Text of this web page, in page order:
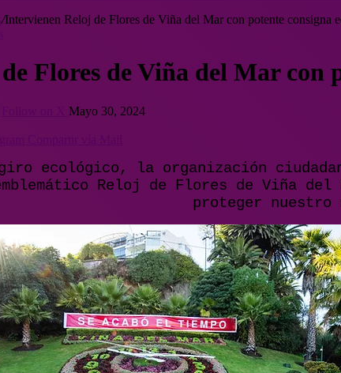
/Intervienen Reloj de Flores de Viña del Mar con potente consigna
Flores de Viña del Mar con
Mayo 30, 2024
ecológico, la organización
Reloj de Flores de Viña
proteger nuestro